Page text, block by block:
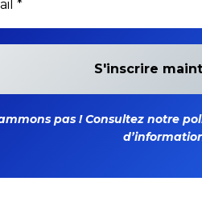
pas ! Consultez notre